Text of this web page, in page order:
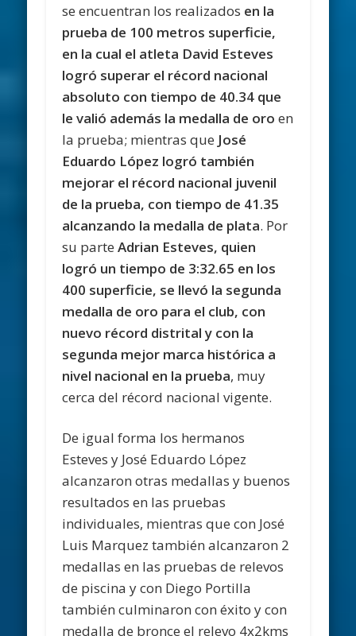
se encuentran los realizados en la
prueba de 100 metros superficie,
en la cual el atleta David Esteves
logró superar el récord nacional
absoluto con tiempo de 40.34 que
le valió además la medalla de oro en
la prueba; mientras que José
Eduardo López logró también
mejorar el récord nacional juvenil
de la prueba, con tiempo de 41.35
alcanzando la medalla de plata. Por
su parteAdrian Esteves, quien
logró un tiempo de 3:32.65 en los
400 superficie, se llevó la segunda
medalla de oro para el club, con
nuevo récord distrital y con la
segunda mejor marca histórica a
nivel nacional en la prueba, muy
cerca del récord nacional vigente.
De igual forma los hermanos
Esteves y José Eduardo López
alcanzaron otras medallas y buenos
resultados en las pruebas
individuales, mientras que con José
Luis Marquez también alcanzaron 2
medallas en las pruebas de relevos
de piscina y con Diego Portilla
también culminaron con éxito y con
medalla de bronce el relevo 4x2kms